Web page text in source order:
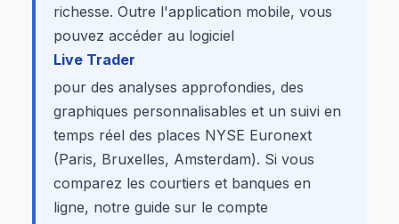
richesse. Outre l'application mobile, vous
pouvez accéder au logiciel
Live Trader
pour des analyses approfondies, des
graphiques personnalisables et un suivi en
temps réel des places NYSE Euronext
(Paris, Bruxelles, Amsterdam). Si vous
comparez les courtiers et banques en
ligne, notre guide sur le compte